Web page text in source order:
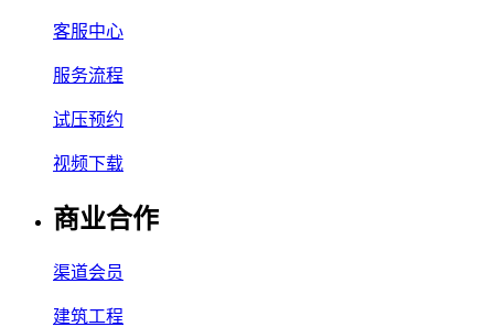
客服中心
服务流程
试压预约
视频下载
商业合作
渠道会员
建筑工程